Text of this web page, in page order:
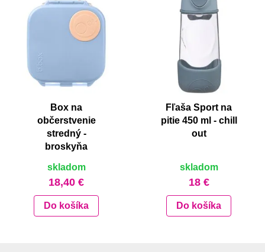
Box na
občerstvenie
stredný -
broskyňa
skladom
18,40 €
Do košíka
Fľaša Sport na
pitie 450 ml - chill
out
skladom
18 €
Do košíka